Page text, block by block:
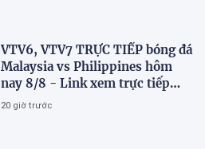
VTV6, VTV7 TRỰC TIẾP bóng đá
Malaysia vs Philippines hôm
nay 8/8 - Link xem trực tiếp
AFF Cup 2026 mới nhất
20 giờ trước